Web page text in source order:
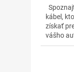
kábel,
získať
vášho
nad jeho